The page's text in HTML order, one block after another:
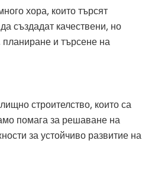
хора, които търсят
създадат качествени, но
и търсене на
строителство, които са
помага за решаване на
за устойчиво развитие на